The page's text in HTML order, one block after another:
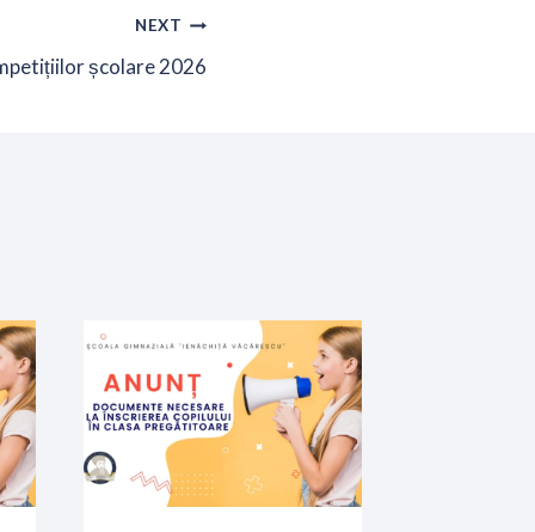
NEXT
școlare 2026